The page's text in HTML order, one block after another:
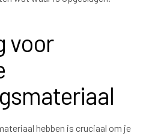
voor
hebben is cruciaal om je